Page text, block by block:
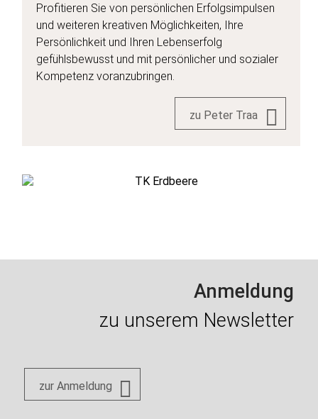
Profitieren Sie von persönlichen Erfolgsimpulsen
und weiteren kreativen Möglichkeiten, Ihre
Persönlichkeit und Ihren Lebenserfolg
gefühlsbewusst und mit persönlicher und sozialer
Kompetenz voranzubringen.
zu Peter Traa
Anmeldung
zu unserem Newsletter
zur Anmeldung